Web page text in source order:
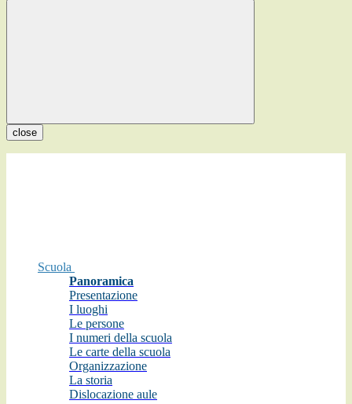
close
Scuola
Panoramica
Presentazione
I luoghi
Le persone
I numeri della scuola
Le carte della scuola
Organizzazione
La storia
Dislocazione aule